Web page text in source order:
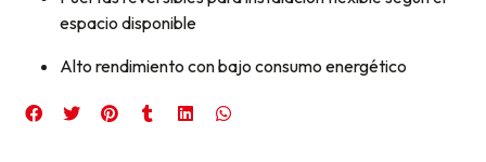
espacio disponible
Alto rendimiento con bajo consumo energético